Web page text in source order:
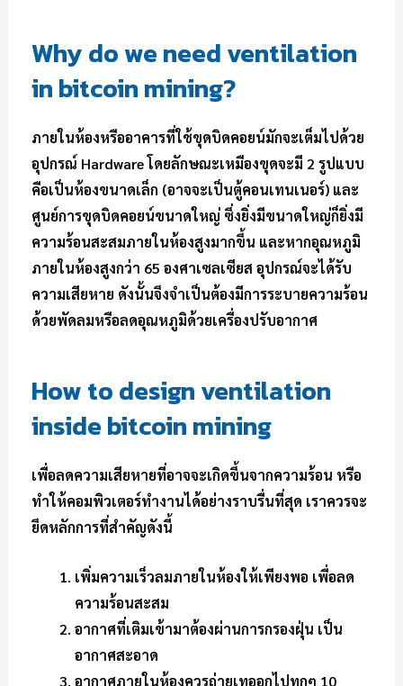
Why do we need ventilation
in bitcoin mining?
ภายในห้องหรืออาคารที่ใช้ขุดบิดคอยน์มักจะเต็มไปด้วย
อุปกรณ์ Hardware โดยลักษณะเหมืองขุดจะมี 2 รูปแบบ
คือเป็นห้องขนาดเล็ก (อาจจะเป็นตู้คอนเทนเนอร์) และ
ศูนย์การขุดบิดคอยน์ขนาดใหญ่ ซึ่งยิ่งมีขนาดใหญ่ก็ยิ่งมี
ความร้อนสะสมภายในห้องสูงมากขึ้น และหากอุณหภูมิ
ภายในห้องสูงกว่า 65 องศาเซลเซียส อุปกรณ์จะได้รับ
ความเสียหาย ดังนั้นจึงจำเป็นต้องมีการระบายความร้อน
ด้วยพัดลมหรือลดอุณหภูมิด้วยเครื่องปรับอากาศ
How to design ventilation
inside bitcoin mining
เพื่อลดความเสียหายที่อาจจะเกิดขึ้นจากความร้อน หรือ
ทำให้คอมพิวเตอร์ทำงานได้อย่างราบรื่นที่สุด เราควรจะ
ยึดหลักการที่สำคัญดังนี้
เพิ่มความเร็วลมภายในห้องให้เพียงพอ เพื่อลด
ความร้อนสะสม
อากาศที่เติมเข้ามาต้องผ่านการกรองฝุ่น เป็น
อากาศสะอาด
อากาศภายในห้องควรถ่ายเทออกไปทุกๆ 10